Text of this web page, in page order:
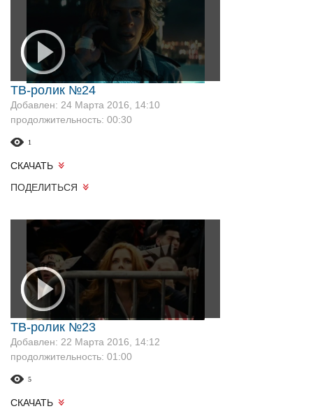
ТВ-ролик №24
Добавлен: 24 Марта 2016, 14:10
продолжительность: 00:30
1
СКАЧАТЬ
ПОДЕЛИТЬСЯ
ТВ-ролик №23
Добавлен: 22 Марта 2016, 14:12
продолжительность: 01:00
5
СКАЧАТЬ